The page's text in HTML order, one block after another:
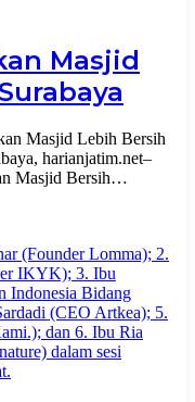
Masjid
Masjid Lebih Bersih
harianjatim.net–
Masjid Bersih…